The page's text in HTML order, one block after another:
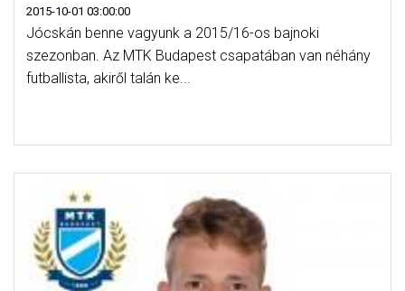
2015-10-01 03:00:00
Jócskán benne vagyunk a 2015/16-os bajnoki
szezonban. Az MTK Budapest csapatában van néhány
futballista, akiről talán ke...